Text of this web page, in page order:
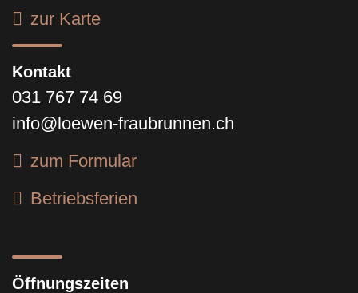
zur Karte
Kontakt
031 767 74 69
info@loewen-fraubrunnen.ch
zum Formular
Betriebsferien
Öffnungszeiten